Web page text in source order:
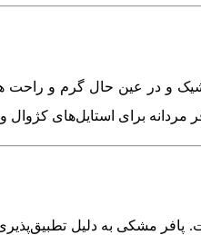
شیک و در عین حال گرم و
مردانه برای استایل‌های
مشکی به دلیل تطبیق‌پذیری